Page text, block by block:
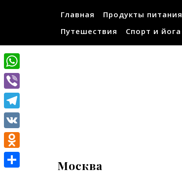
Главная Продукты питания
Путешествия
Спорт и йога
Москва
WhatsApp
Viber
Telegram
VK
Odnoklassniki